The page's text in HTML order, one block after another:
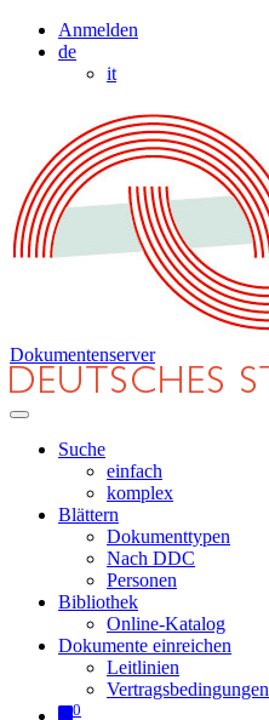
Anmelden
de
it
Dokumentenserver
Suche
einfach
komplex
Blättern
Dokumenttypen
Nach DDC
Personen
Bibliothek
Online-Katalog
Dokumente einreichen
Leitlinien
Vertragsbedingungen
0